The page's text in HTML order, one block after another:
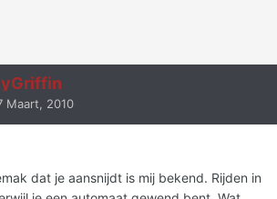
Maart, 2010
dat je aansnijdt is mij bekend. Rijden in